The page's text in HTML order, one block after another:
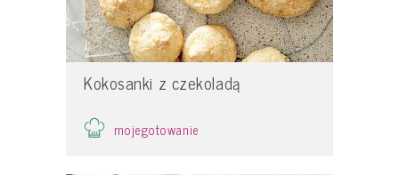
Kokosanki z czekoladą
mojegotowanie